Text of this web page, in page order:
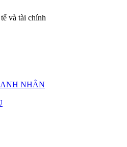
và tài chính
NHÂN